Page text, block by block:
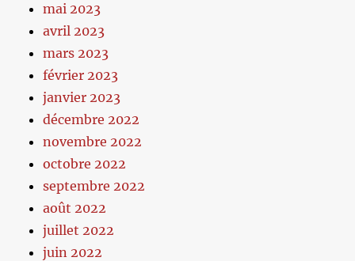
mai 2023
avril 2023
mars 2023
février 2023
janvier 2023
décembre 2022
novembre 2022
octobre 2022
septembre 2022
août 2022
juillet 2022
juin 2022